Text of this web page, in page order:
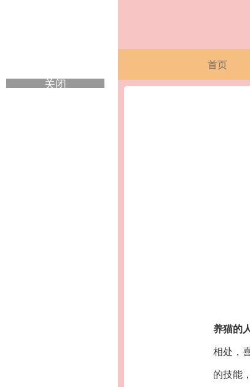
首页
养猫的
相处，
的技能
关闭